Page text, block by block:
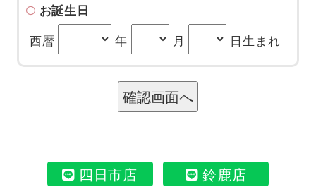
お誕生日
西暦
年 月 日生まれ
四日市店
鈴鹿店